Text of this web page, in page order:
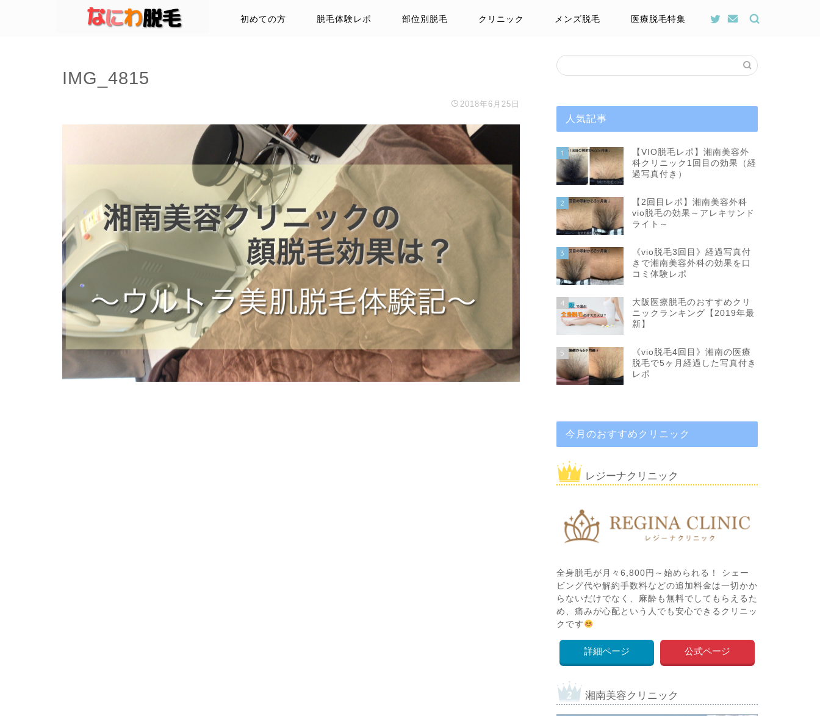
初めての方 脱毛体験レポ 部位別脱毛 クリニック メンズ脱毛 医療脱毛特集
IMG_4815
2018年6月25日
人気記事
1
【VIO脱毛レポ】湘南美容外
科クリニック1回目の効果（経
過写真付き）
2
【2回目レポ】湘南美容外科
vio脱毛の効果～アレキサンド
ライト～
3
《vio脱毛3回目》経過写真付
きで湘南美容外科の効果を口
コミ体験レポ
4
大阪医療脱毛のおすすめクリ
ニックランキング【2019年最
新】
5
《vio脱毛4回目》湘南の医療
脱毛で5ヶ月経過した写真付き
レポ
今月のおすすめクリニック
レジーナクリニック
全身脱毛が月々6,800円～始められる！ シェー
ビング代や解約手数料などの追加料金は一切かか
らないだけでなく、麻酔も無料でしてもらえるた
め、痛みが心配という人でも安心できるクリニッ
クです
詳細ページ 公式ページ
湘南美容クリニック